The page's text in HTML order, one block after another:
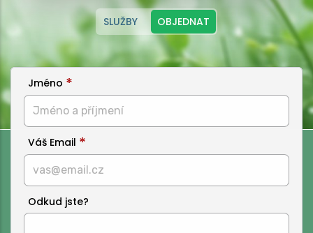
SLUŽBY OBJEDNAT
Jméno
Váš Email
Odkud jste?